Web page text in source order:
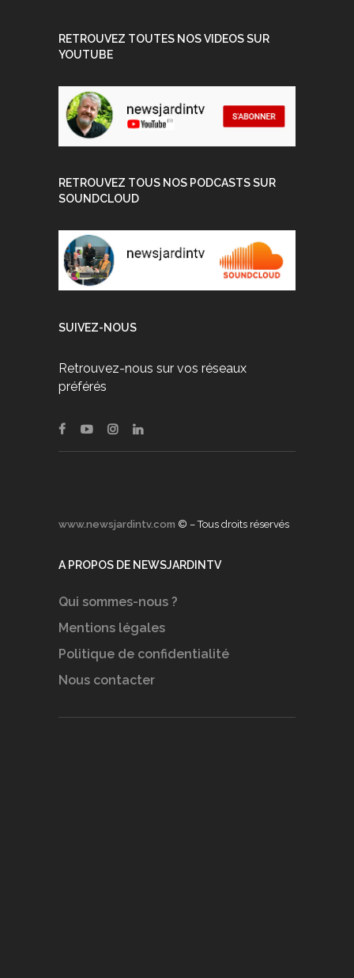
RETROUVEZ TOUTES NOS VIDEOS SUR
YOUTUBE
RETROUVEZ TOUS NOS PODCASTS SUR
SOUNDCLOUD
SUIVEZ-NOUS
Retrouvez-nous sur vos réseaux
préférés
www.newsjardintv.com © – Tous droits réservés
A PROPOS DE NEWSJARDINTV
Qui sommes-nous ?
Mentions légales
Politique de confidentialité
Nous contacter